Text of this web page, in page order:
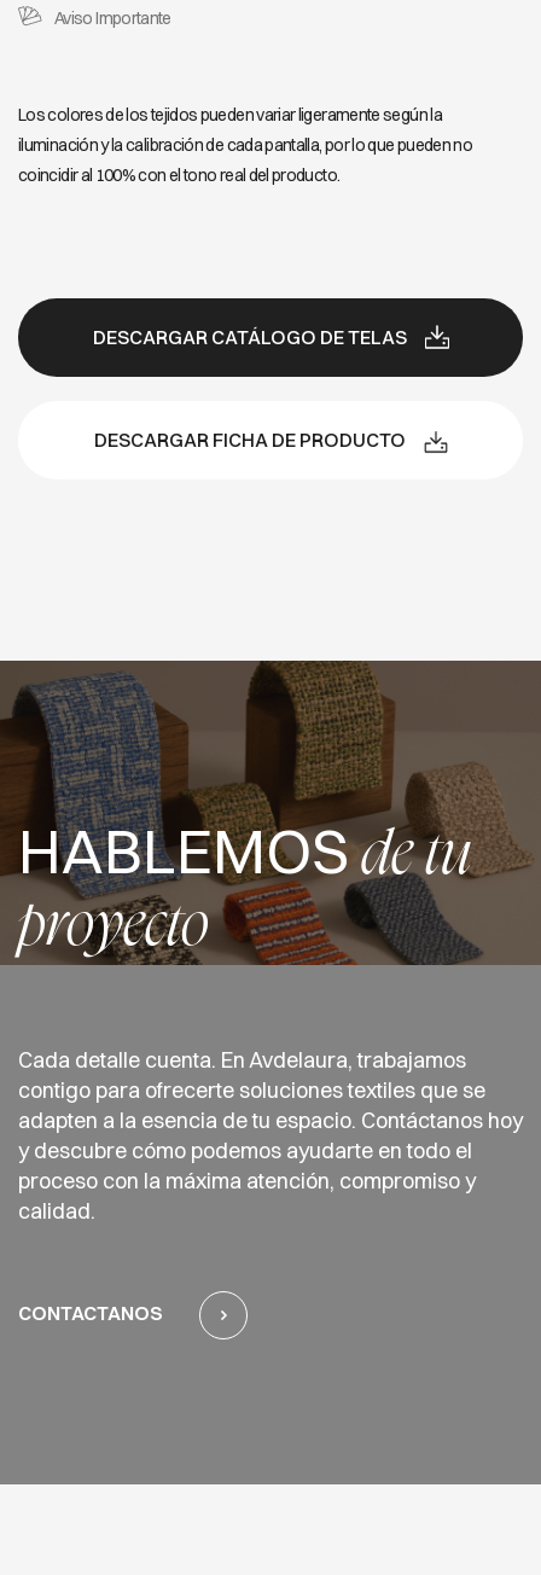
Aviso Importante
Los colores de los tejidos pueden variar ligeramente según la
iluminación y la calibración de cada pantalla, por lo que pueden no
coincidir al 100% con el tono real del producto.
DESCARGAR CATÁLOGO DE TELAS
DESCARGAR FICHA DE PRODUCTO
HABLEMOSde tu
proyecto
Cada detalle cuenta. En Avdelaura, trabajamos
contigo para ofrecerte soluciones textiles que se
adapten a la esencia de tu espacio. Contáctanos hoy
y descubre cómo podemos ayudarte en todo el
proceso con la máxima atención, compromiso y
calidad.
CONTACTANOS